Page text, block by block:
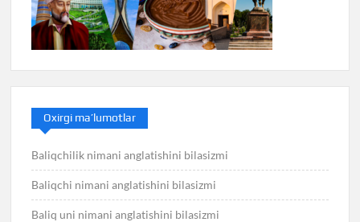
Oxirgi ma’lumotlar
Baliqchilik nimani anglatishini bilasizmi
Baliqchi nimani anglatishini bilasizmi
Baliq uni nimani anglatishini bilasizmi